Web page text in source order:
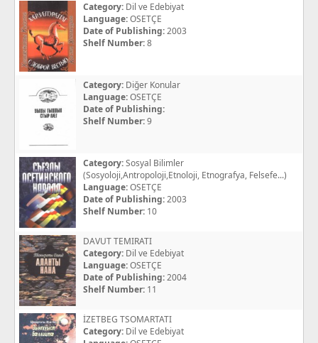
Category: Dil ve Edebiyat
Language:OSETÇE
Date of Publishing:2003
Shelf Number:8
Category: Diğer Konular
Language:OSETÇE
Date of Publishing:
Shelf Number:9
Category:Sosyal Bilimler
(Sosyoloji,Antropoloji,Etnoloji, Etnografya, Felsefe...)
Language:OSETÇE
Date of Publishing:2003
Shelf Number: 10
DAVUT TEMIRATI
Category: Dil ve Edebiyat
Language:OSETÇE
Date of Publishing:2004
Shelf Number: 11
İZETBEG TSOMARTATI
Category: Dil ve Edebiyat